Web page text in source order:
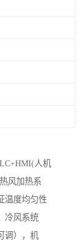
人机
风加热系
温度均匀性
冷风系统
调），机